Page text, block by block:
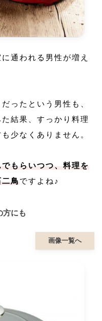
通われる男性が増え
ったという男性も、
結果、すっかり料理
少なくありません。
もらいつつ、料理を
鳥 ですよね♪
方にも
画像一覧へ